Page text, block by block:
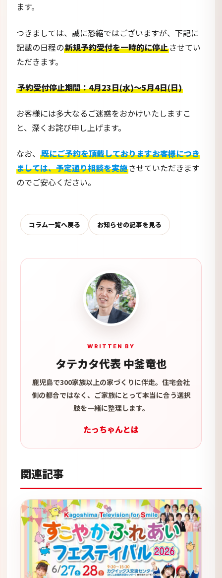
ます。
つきましては、誠に恐縮ではございますが、下記に
記載の日程の新規予約受付を一時的に停止させてい
ただきます。
予約受付停止期間：4月23日(水)〜5月4日(日)
お客様には多大なるご迷惑をおかけいたしますこ
と、深くお詫び申し上げます。
なお、 既にご予約を頂戴しておりますお客様につき
ましては、予定通り相談を実施させていただきます
のでご安心ください。
コラム一覧へ戻る お知らせの記事を見る
WRITTEN BY
タテカタ代表 中釜竜也
鹿児島で300家族以上の家づくりに伴走。住宅会社
側の都合ではなく、ご家族にとって本当に合う選択
肢を一緒に整理します。
たっちゃんとは
関連記事